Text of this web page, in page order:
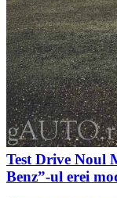
Test Drive Noul
Benz”-ul erei